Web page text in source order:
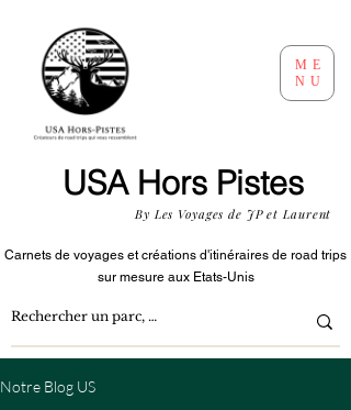
USA Hors Pistes
By Les Voyages de JP et Laurent
Carnets de voyages et créations d'itinéraires de road trips
sur mesure aux Etats-Unis
ME
NU
Notre Blog US